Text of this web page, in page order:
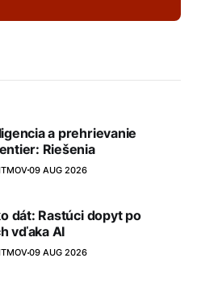
a prehrievanie
Riešenia
09 AUG 2026
dát: Rastúci dopyt po
vďaka AI
09 AUG 2026